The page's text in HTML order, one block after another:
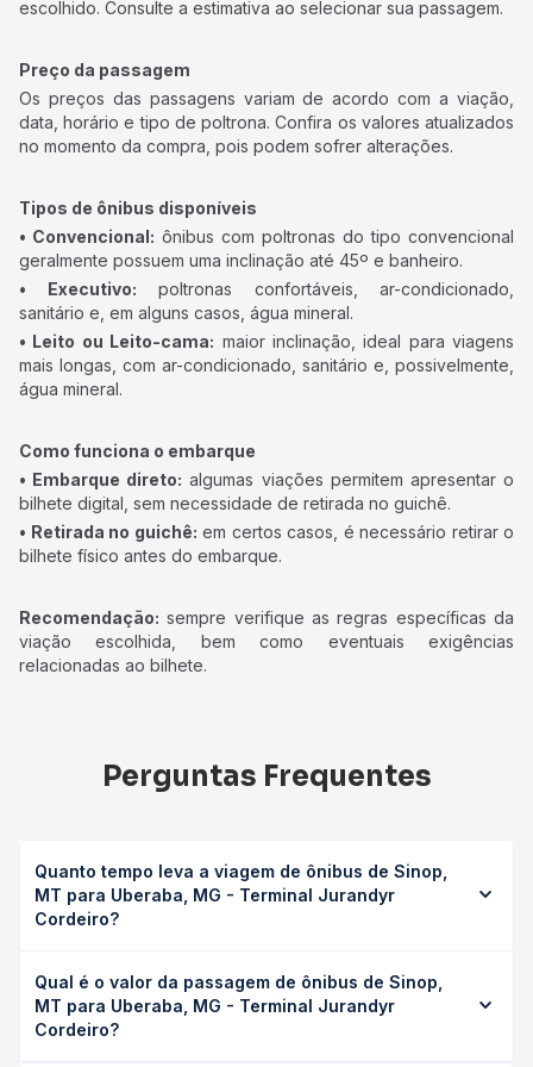
escolhido. Consulte a estimativa ao selecionar sua passagem.
Preço da passagem
Os preços das passagens variam de acordo com a viação,
data, horário e tipo de poltrona. Confira os valores atualizados
no momento da compra, pois podem sofrer alterações.
Tipos de ônibus disponíveis
• Convencional: ônibus com poltronas do tipo convencional
geralmente possuem uma inclinação até 45º e banheiro.
• Executivo: poltronas confortáveis, ar-condicionado,
sanitário e, em alguns casos, água mineral.
• Leito ou Leito-cama: maior inclinação, ideal para viagens
mais longas, com ar-condicionado, sanitário e, possivelmente,
água mineral.
Como funciona o embarque
• Embarque direto: algumas viações permitem apresentar o
bilhete digital, sem necessidade de retirada no guichê.
• Retirada no guichê: em certos casos, é necessário retirar o
bilhete físico antes do embarque.
Recomendação: sempre verifique as regras específicas da
viação escolhida, bem como eventuais exigências
relacionadas ao bilhete.
Perguntas Frequentes
Quanto tempo leva a viagem de ônibus de Sinop,
MT para Uberaba, MG - Terminal Jurandyr
Cordeiro?
Terminal Jurandyr Cordeiro leva em média 35h 30min,
podendo variar conforme a viação, o tipo de serviço
(convencional, executivo ou leito) e as condições de
Qual é o valor da passagem de ônibus de Sinop,
MT para Uberaba, MG - Terminal Jurandyr
Cordeiro?